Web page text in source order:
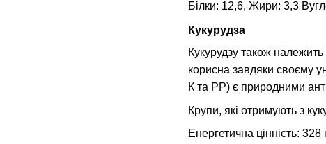
Білки: 12,6, Жири: 3,3
Кукурудза
Кукурудзу також
корисна завдяки своєму
К та РР) є природними
Крупи, які отримують з
Енергетична цінність: 328